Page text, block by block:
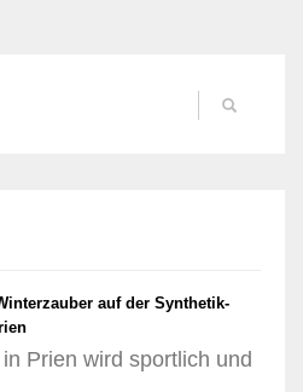
auf der Synthetik-
Prien wird sportlich und